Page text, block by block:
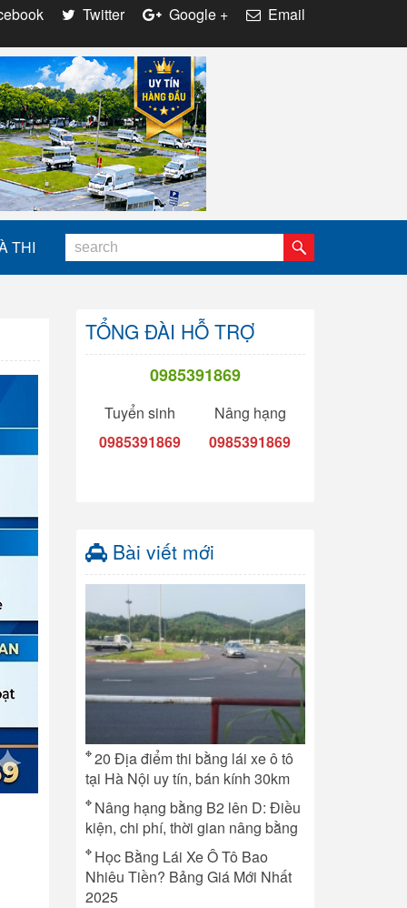
Twitter Google + Email
THI
TỔNG ĐÀI HỖ TRỢ
0985391869
Tuyển sinh
0985391869
Nâng hạng
0985391869
Bài viết mới
20 Địa điểm thi bằng lái xe ô tô
tại Hà Nội uy tín, bán kính 30km
Nâng hạng bằng B2 lên D: Điều
kiện, chi phí, thời gian nâng bằng
Học Bằng Lái Xe Ô Tô Bao
Nhiêu Tiền? Bảng Giá Mới Nhất
2025